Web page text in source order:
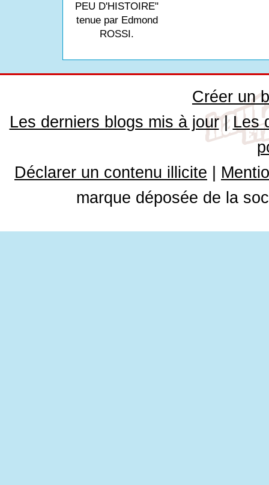
PEU D'HISTOIRE"
tenue par Edmond
ROSSI.
Créer un
Les derniers blogs mis à jour| Les
Déclarer un contenu illicite
marque déposée de la